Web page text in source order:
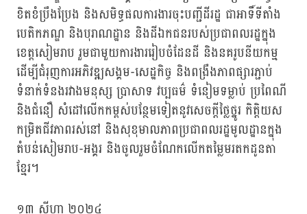
ខិតខំប្រឹងប្រែង និងសមិទ្ធផលការងារចុះបញ្ជីដីរដ្ឋ ជាអាទិ៍ទីតាំង
បេតិកភណ្ឌ និងបុរាណដ្ឋាន និងដីឯកជនរបស់ប្រជាពលរដ្ឋក្នុង
ខេត្តសៀមរាប រួមជាមួយការងាររៀបចំដែនដី និងនគរូបនីយកម្ម
ដើម្បីជំរុញការអភិវឌ្ឍសង្គម-សេដ្ឋកិច្ច និងពង្រឹងភាពផ្សារភ្ជាប់
ទំនាក់ទំនងរវាងមនុស្ស ប្រាសាទ វប្បធម៌ ទំនៀមទម្លាប់ ប្រពៃណី
និងជំនឿ សំដៅលើកកម្ពស់បន្ថែមទៀតនូវសេចក្ដីថ្លៃថ្នូរ កិត្តិយស
កម្រិតជីវភាពរស់នៅ និងសុខុមាលភាពប្រជាពលរដ្ឋមូលដ្ឋានក្នុង
តំបន់សៀមរាប-អង្គរ និងចូលរួមចំណែកលើកតម្លៃមរតកដូនតា
ខ្មែរ។